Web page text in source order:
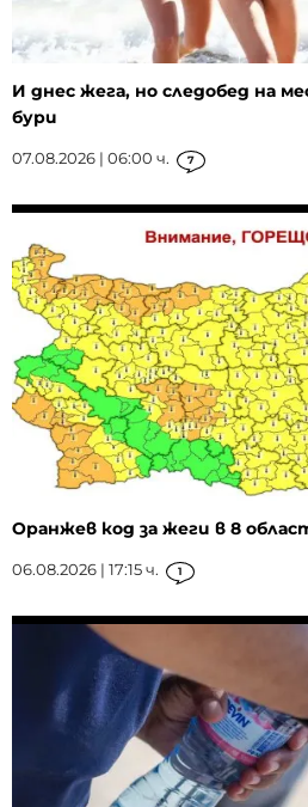
И днес жега, но следобед на
бури
07.08.2026 | 06:00 ч. 7
Оранжев код за жеги в 8
06.08.2026 | 17:15 ч. 1